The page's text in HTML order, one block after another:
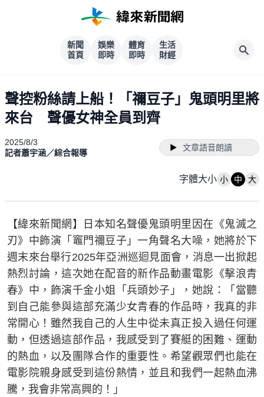
新聞
首頁
娛樂
即時
體育
即時
生活
財經
聲控粉絲請上船！「禰豆子」鬼頭明里將
來台 聲優女神全員到齊
2025/8/3
記者蕭宇涵／綜合報導
文章語音朗讀
字體大小 小 中 大
【緯來新聞網】日本知名聲優鬼頭明里因在《鬼滅之
刃》中飾演「竈門禰豆子」一角聲名大噪，她將於下
週末來台舉行2025年亞洲巡迴見面會，消息一出掀起
熱烈討論，這次她在配音的新作品動畫電影《擊浪青
春》中，飾演千金小姐「兵頭妙子」，她說：「當聽
到自己能參與這部充滿少女青春的作品時，我真的非
常開心！雖然我自己的人生中從未真正投入過任何運
動，但透過這部作品，我感受到了賽艇的困難、運動
的熱血，以及團隊合作的重要性。希望觀眾們也能在
電影院親身感受到這份熱情，並且和我們一起熱血沸
騰，我會非常高興的！」